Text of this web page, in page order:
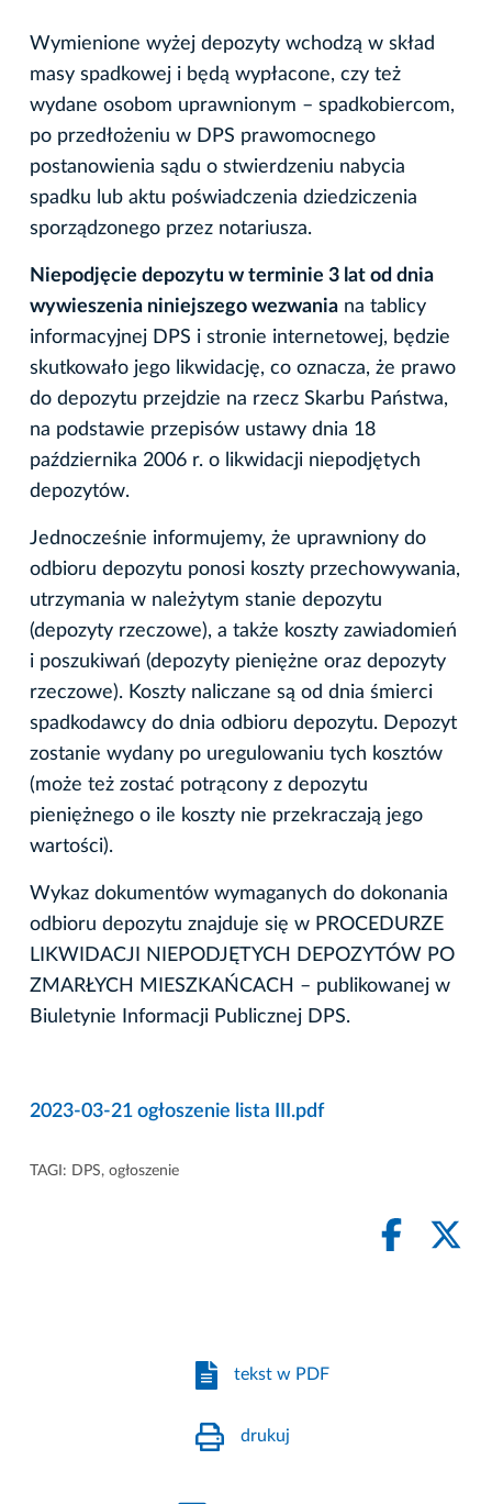
Wymienione wyżej depozyty wchodzą w skład
masy spadkowej i będą wypłacone, czy też
wydane osobom uprawnionym – spadkobiercom,
po przedłożeniu w DPS prawomocnego
postanowienia sądu o stwierdzeniu nabycia
spadku lub aktu poświadczenia dziedziczenia
sporządzonego przez notariusza.
Niepodjęcie depozytu w terminie 3 lat od dnia
wywieszenia niniejszego wezwania na tablicy
informacyjnej DPS i stronie internetowej, będzie
skutkowało jego likwidację, co oznacza, że prawo
do depozytu przejdzie na rzecz Skarbu Państwa,
na podstawie przepisów ustawy dnia 18
października 2006 r. o likwidacji niepodjętych
depozytów.
Jednocześnie informujemy, że uprawniony do
odbioru depozytu ponosi koszty przechowywania,
utrzymania w należytym stanie depozytu
(depozyty rzeczowe), a także koszty zawiadomień
i poszukiwań (depozyty pieniężne oraz depozyty
rzeczowe). Koszty naliczane są od dnia śmierci
spadkodawcy do dnia odbioru depozytu. Depozyt
zostanie wydany po uregulowaniu tych kosztów
(może też zostać potrącony z depozytu
pieniężnego o ile koszty nie przekraczają jego
wartości).
Wykaz dokumentów wymaganych do dokonania
odbioru depozytu znajduje się w PROCEDURZE
LIKWIDACJI NIEPODJĘTYCH DEPOZYTÓW PO
ZMARŁYCH MIESZKAŃCACH – publikowanej w
Biuletynie Informacji Publicznej DPS.
2023-03-21 ogłoszenie lista III.pdf
TAGI: DPS, ogłoszenie
tekst w PDF
drukuj